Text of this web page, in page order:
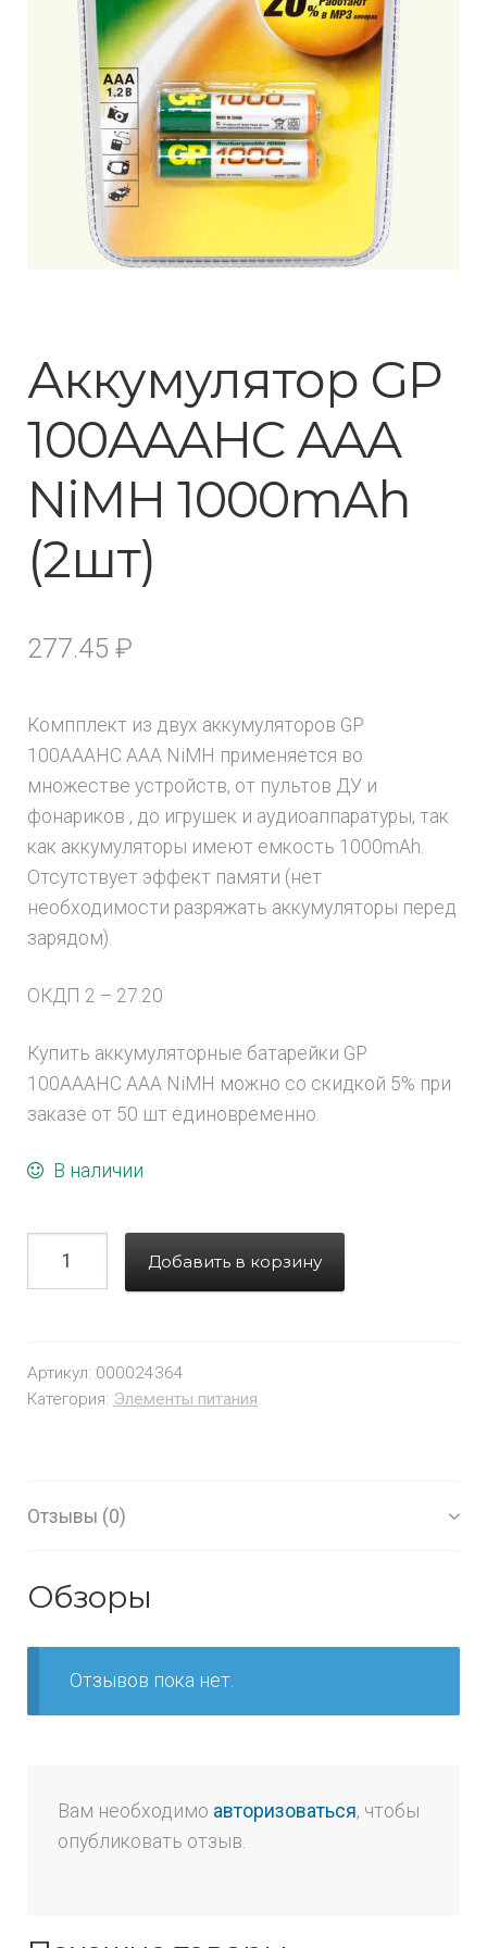
Аккумулятор GP
100AAAHC AAA
NiMH 1000mAh
(2шт)
277.45 ₽
Компплект из двух аккумуляторов GP
100AAAHC AAA NiMH применяется во
множестве устройств, от пультов ДУ и
фонариков , до игрушек и аудиоаппаратуры, так
как аккумуляторы имеют емкость 1000mAh.
Отсутствует эффект памяти (нет
необходимости разряжать аккумуляторы перед
зарядом).
ОКДП 2 – 27.20
Купить аккумуляторные батарейки GP
100AAAHC AAA NiMH можно со скидкой 5% при
заказе от 50 шт единовременно.
В наличии
Добавить в корзину
Артикул: 000024364
Категория: Элементы питания
Отзывы (0)
Обзоры
Отзывов пока нет.
Вам необходимо авторизоваться, чтобы
опубликовать отзыв.